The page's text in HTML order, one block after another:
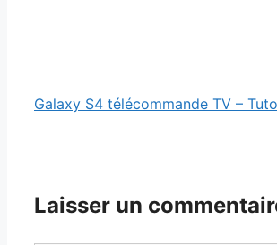
Galaxy S4 télécommande TV –
Laisser un